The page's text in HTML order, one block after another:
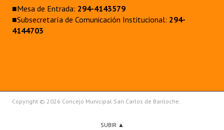
■Mesa de Entrada: 294-4143579
■Subsecretaría de Comunicación Institucional: 294-
4144703
Copyright © 2026 Concejo Municipal San Carlos de Bariloche.
SUBIR ▲